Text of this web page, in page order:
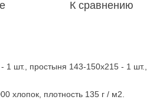
К сравнению
1 шт., простыня 143-150х215 - 1 шт.,
хлопок, плотность 135 г / м2.